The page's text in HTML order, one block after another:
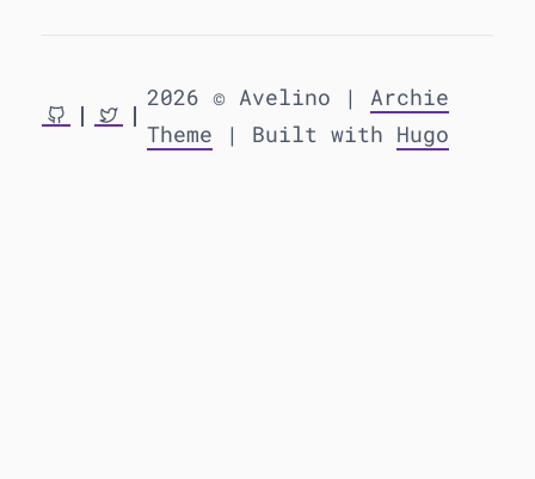
2026 © Avelino | Archie
Theme | Built with Hugo